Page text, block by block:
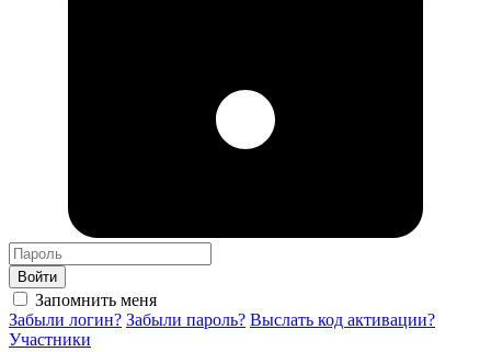
Войти
Запомнить меня
Забыли логин? Забыли пароль? Выслать код активации?
Участники